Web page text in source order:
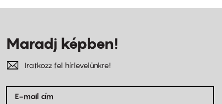
Maradj képben!
Iratkozz fel hírlevelünkre!